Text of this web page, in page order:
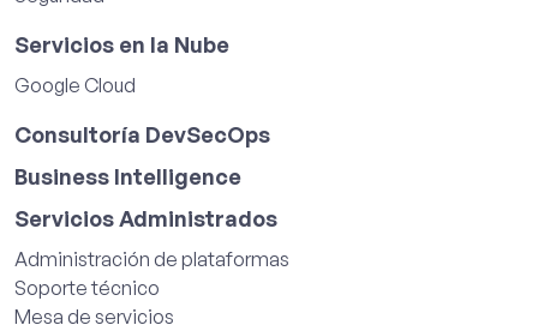
Servicios en la Nube
Google Cloud
Consultoría DevSecOps
Business Intelligence
Servicios Administrados
Administración de plataformas
Soporte técnico
Mesa de servicios